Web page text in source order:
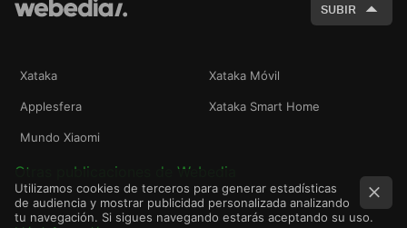
SUBIR
Xataka Xataka Móvil
Applesfera Xataka Smart Home
Mundo Xiaomi
Otras publicaciones de Webedia
Utilizamos cookies de terceros para generar estadísticas
de audiencia y mostrar publicidad personalizada analizando
tu navegación. Si sigues navegando estarás aceptando su uso.